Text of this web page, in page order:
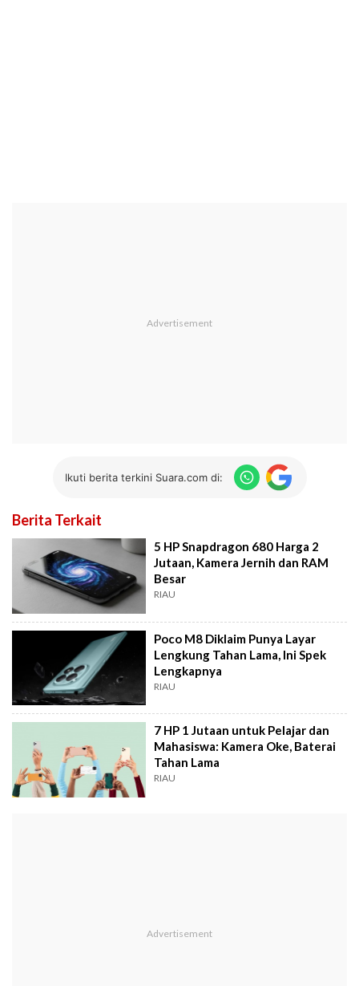
Ikuti berita terkini Suara.com di:
Berita Terkait
5 HP Snapdragon 680 Harga 2
Jutaan, Kamera Jernih dan RAM
Besar
RIAU
Poco M8 Diklaim Punya Layar
Lengkung Tahan Lama, Ini Spek
Lengkapnya
RIAU
7 HP 1 Jutaan untuk Pelajar dan
Mahasiswa: Kamera Oke, Baterai
Tahan Lama
RIAU